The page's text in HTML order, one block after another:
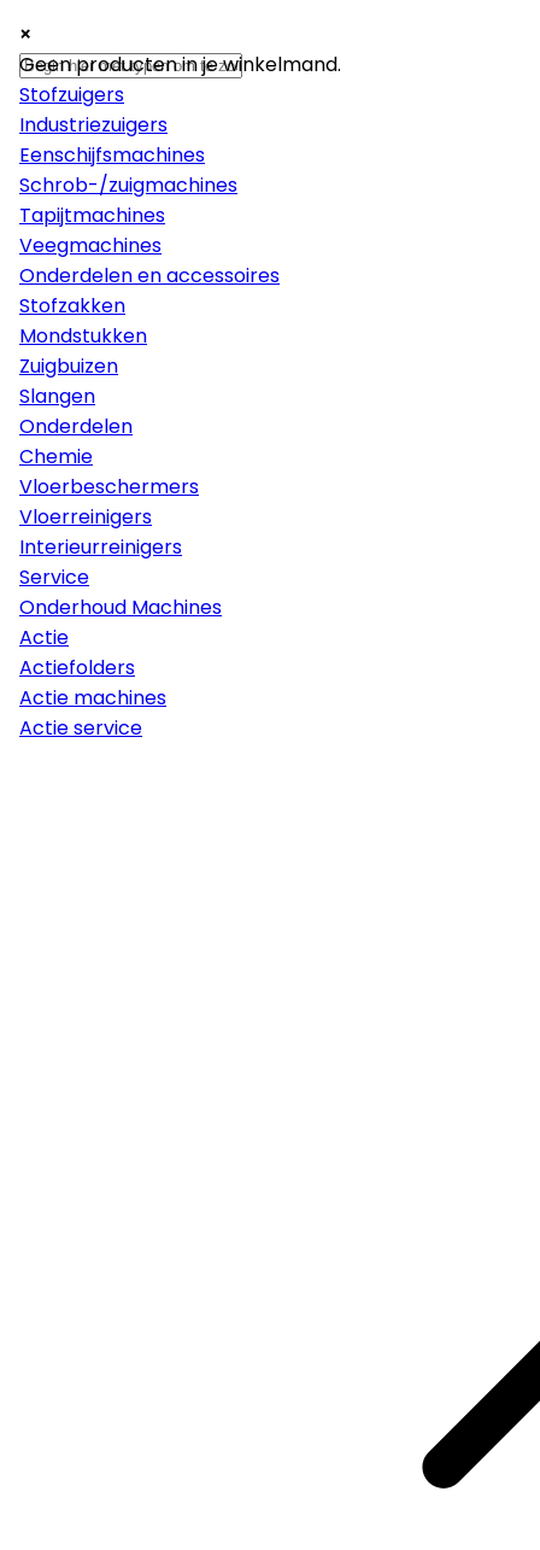
×
Machines
Stofzuigers
Industriezuigers
Eenschijfsmachines
Schrob-/zuigmachines
Tapijtmachines
Veegmachines
Onderdelen en accessoires
Stofzakken
Mondstukken
Zuigbuizen
Slangen
Onderdelen
Chemie
Vloerbeschermers
Vloerreinigers
Interieurreinigers
Service
Onderhoud Machines
Actie
Actiefolders
Actie machines
Actie service
×
×
Geen producten in je winkelmand.